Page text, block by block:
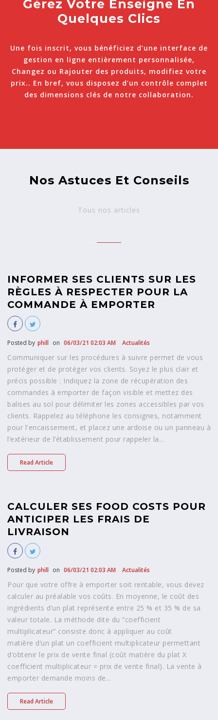
Gérez Votre Enseigne En
Quelques Clics
Une fois inscrit, vous bénéficiez d’une interface de
gestion en ligne entièrement personnalisée,
Changez ou Rajouter des produits, modifiez votre
prix.. En bref, vous disposez d’un contrôle complet
des dimensions clés de notre collaboration.
Nos Astuces Et Conseils
Tous nos articles
INFORMER SES CLIENTS SUR LES
RÈGLES À RESPECTER POUR LA
COMMANDE À EMPORTER
Posted by phill on 06/03/21 02:03 AM Actualités
Communiquer sur les procédures à suivre permet de vous
protéger et de protéger vos clients. Soyez le plus clair et
précis possible : Indiquez la zone de récupération des
commandes à emporter de façon visible et mettez des
balises au sol pour délimiter les zones accessibles par vos
clients. Rappelez au téléphone les consignes, notamment
pour l'encaissement, et placez une ardoise ou un panneau à
l’extérieur de l’établissement pour rappeler la...
Read Article
CALCULER SES FOOD COSTS POUR
ANTICIPER LES FRAIS DE
LIVRAISON
Posted by phill on 06/03/21 02:03 AM Actualités
Pour que votre offre à emporter soit rentable, vous devez
calculer au préalable vos coûts. En moyenne, le coût des
ingrédients d’un plat représente entre 25 % et 35 % de sa
valeur totale. La méthode dite du “coefficient
multiplicateur” consiste donc à appliquer au coût
matière d’un plat un coefficient multiplicateur permettant
d’obtenir le prix de vente final (coût matière du plat X
coefficient multiplicateur = prix de vente final). La vente à
emporter demande moins de...
Read Article